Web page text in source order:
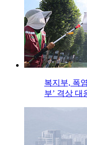
복지부, 폭
부’ 격상 대